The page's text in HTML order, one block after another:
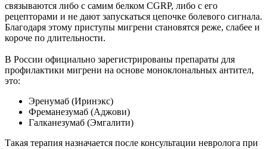
связываются либо с самим белком CGRP, либо с его
рецепторами и не дают запускаться цепочке болевого сигнала.
Благодаря этому приступы мигрени становятся реже, слабее и
короче по длительности.
В России официально зарегистрированы препараты для
профилактики мигрени на основе моноклональных антител,
это:
Эренумаб (Иринэкс)
Фреманезумаб (Аджови)
Галканезумаб (Эмгалити)
Такая терапия назначается после консультации невролога при